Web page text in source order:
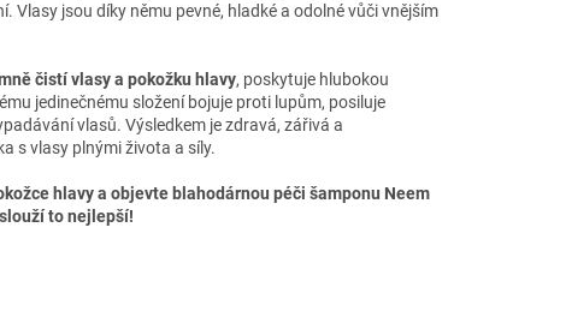
Vlasy jsou díky němu pevné, hladké a odolné vůči vnějším
čistí vlasy a pokožku hlavy, poskytuje hlubokou
jedinečnému složení bojuje proti lupům, posiluje
vlasů. Výsledkem je zdravá, zářivá a
s vlasy plnými života a síly.
hlavy a objevte blahodárnou péči šamponu Neem
to nejlepší!